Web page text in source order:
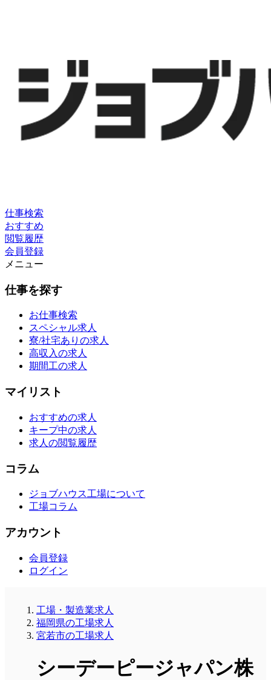
仕事検索
おすすめ
閲覧履歴
会員登録
メニュー
仕事を探す
お仕事検索
スペシャル求人
寮/社宅ありの求人
高収入の求人
期間工の求人
マイリスト
おすすめの求人
キープ中の求人
求人の閲覧履歴
コラム
ジョブハウス工場について
工場コラム
アカウント
会員登録
ログイン
工場・製造業求人
福岡県の工場求人
宮若市の工場求人
シーデーピージャパン株